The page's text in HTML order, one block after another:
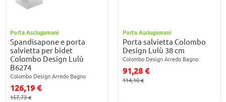
Porta Asciugamani
Spandisapone e porta
salvietta per bidet
Colombo Design Lulù
B6274
Colombo Design Arredo Bagno
126,19 €
157,73 €
Porta Asciugamani
Porta salvietta Colombo
Design Lulù 38 cm
Colombo Design Arredo Bagno
91,28 €
114,10 €